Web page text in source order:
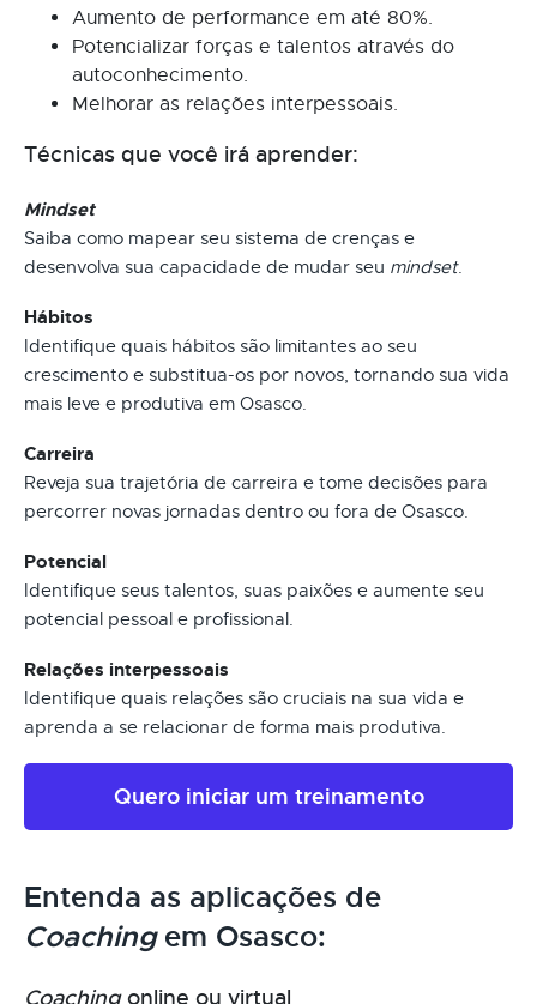
Aumento de performance em até 80%.
Potencializar forças e talentos através do
autoconhecimento.
Melhorar as relações interpessoais.
Técnicas que você irá aprender:
Mindset
Saiba como mapear seu sistema de crenças e
desenvolva sua capacidade de mudar seu mindset.
Hábitos
Identifique quais hábitos são limitantes ao seu
crescimento e substitua-os por novos, tornando sua vida
mais leve e produtiva em Osasco.
Carreira
Reveja sua trajetória de carreira e tome decisões para
percorrer novas jornadas dentro ou fora de Osasco.
Potencial
Identifique seus talentos, suas paixões e aumente seu
potencial pessoal e profissional.
Relações interpessoais
Identifique quais relações são cruciais na sua vida e
aprenda a se relacionar de forma mais produtiva.
Quero iniciar um treinamento
Entenda as aplicações de
Coachingem Osasco:
Coachingonline ou virtual